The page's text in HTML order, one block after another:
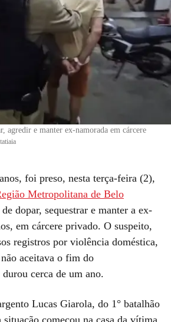
agredir e manter ex-namorada em cárcere
foi preso, nesta terça-feira (2),
Metropolitana de Belo
dopar, sequestrar e manter a ex-
em cárcere privado. O suspeito,
registros por violência doméstica,
não aceitava o fim do
cerca de um ano.
Lucas Giarola, do 1° batalhão
começou na casa da vítima